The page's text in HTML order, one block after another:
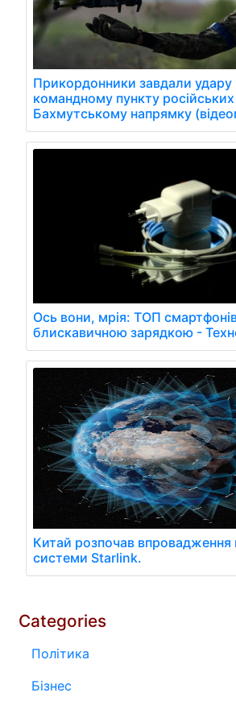
Прикордонники завдали удару
командному пункту російських
Бахмутському напрямку
Ось вони, мрія: ТОП
блискавичною зарядкою -
Китай розпочав впровадження
системи Starlink.
Categories
Політика
Бізнес